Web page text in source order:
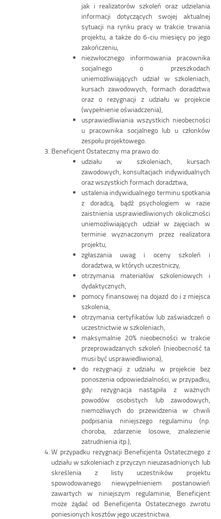
jak i realizatorów szkoleń oraz udzielania
informacji dotyczących swojej aktualnej
sytuacji na rynku pracy w trakcie trwania
projektu, a także do 6-ciu miesięcy po jego
zakończeniu,
niezwłocznego informowania pracownika
socjalnego o przeszkodach
uniemożliwiających udział w szkoleniach,
kursach zawodowych, formach doradztwa
oraz o rezygnacji z udziału w projekcie
(wypełnienie oświadczenia),
usprawiedliwiania wszystkich nieobecności
u pracownika socjalnego lub u członków
zespołu projektowego.
Beneficjent Ostateczny ma prawo do:
udziału w szkoleniach, kursach
zawodowych, konsultacjach indywidualnych
oraz wszystkich formach doradztwa,
ustalenia indywidualnego terminu spotkania
z doradcą, bądź psychologiem w razie
zaistnienia usprawiedliwionych okoliczności
uniemożliwiających udział w zajęciach w
terminie wyznaczonym przez realizatora
projektu,
zgłaszania uwag i oceny szkoleń i
doradztwa, w których uczestniczy,
otrzymania materiałów szkoleniowych i
dydaktycznych,
pomocy finansowej na dojazd do i z miejsca
szkolenia,
otrzymania certyfikatów lub zaświadczeń o
uczestnictwie w szkoleniach,
maksymalnie 20% nieobecności w trakcie
przeprowadzanych szkoleń (nieobecność ta
musi być usprawiedliwiona),
do rezygnacji z udziału w projekcie bez
ponoszenia odpowiedzialności, w przypadku,
gdy: rezygnacja nastąpiła z ważnych
powodów osobistych lub zawodowych,
niemożliwych do przewidzenia w chwili
podpisania niniejszego regulaminu (np.
choroba, zdarzenie losowe, znalezienie
zatrudnienia itp.),
W przypadku rezygnacji Beneficjenta Ostatecznego z
udziału w szkoleniach z przyczyn nieuzasadnionych lub
skreślenia z listy uczestników projektu
spowodowanego niewypełnieniem postanowień
zawartych w niniejszym regulaminie, Beneficjent
może żądać od Beneficjenta Ostatecznego zwrotu
poniesionych kosztów jego uczestnictwa.